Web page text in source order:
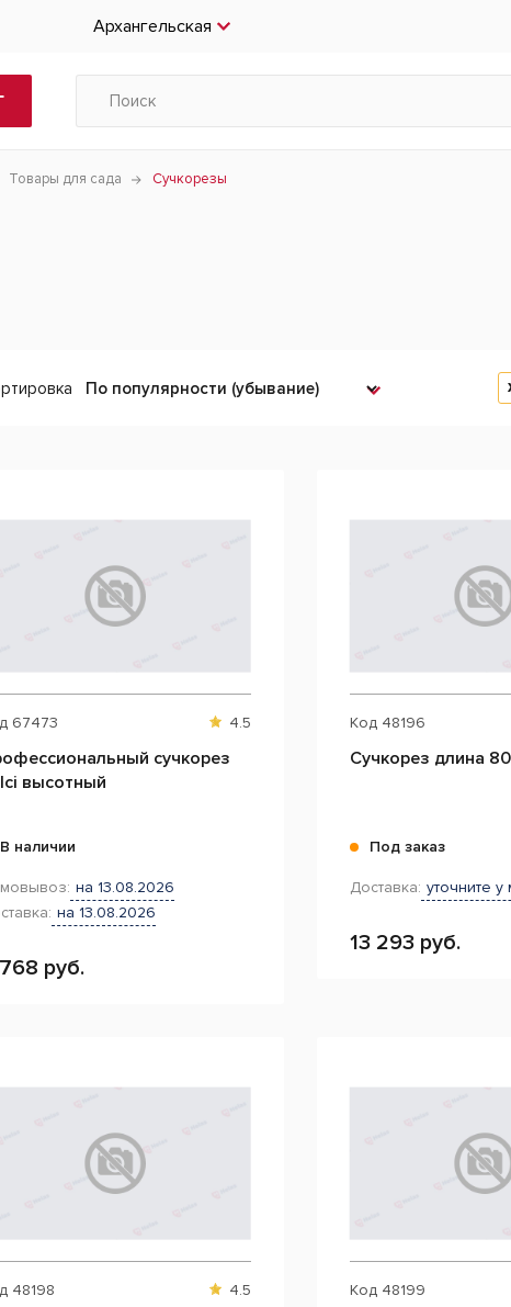
Архангельская
Товары для сада Сучкорезы
67473 4.5
сучкорез
высотный
В наличии
на 13.08.2026
на 13.08.2026
руб.
Код 48196
Сучкорез длина
Под заказ
Доставка: уточните
13 293 руб.
48198 4.5 Код 48199